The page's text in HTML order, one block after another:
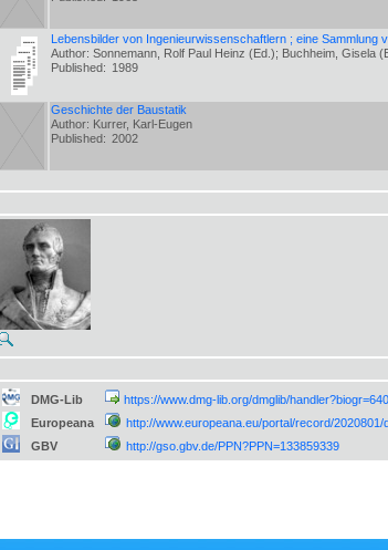
Lebensbilder von Ingenieurwissenschaftlern ; eine Sammlung
Author: Sonnemann, Rolf Paul Heinz (Ed.); Buchheim, Gisela
Published: 1989
Geschichte der Baustatik
Author: Kurrer, Karl-Eugen
Published: 2002
DMG-Lib
https://www.dmg-lib.org/dmglib/
Europeana
http://www.europeana.eu/portal/record/
GBV
http://gso.gbv.de/PPN?PPN=133859339